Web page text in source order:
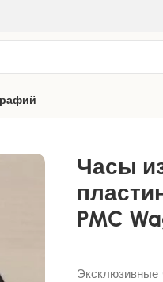
/ PMC Wagner» 1
Часы
PMC
Эксклюзивные